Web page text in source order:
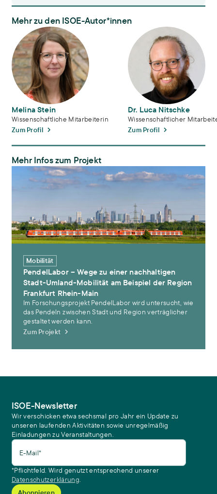
Mehr zu den ISOE-Autor*innen
Melina Stein
Melina Stein
Wissenschaftliche Mitarbeiterin
Zum Profil
Dr. Luca Nitschke
Dr. Luca Nitschke
Wissenschaftlicher
Zum Profil
Mehr Infos zum Projekt
PendelLabor – Wege zu einer nachhaltigen Stadt-Umland-
Mobilität
PendelLabor – Wege zu einer nachhaltigen
Stadt-Umland-Mobilität am Beispiel der Region
Frankfurt Rhein-Main
Im Forschungsprojekt PendelLabor wird untersucht, wie
das Pendeln zwischen Stadt und Region verträglicher
gestaltet werden kann.
Zum Projekt
ISOE-Newsletter
Wir verschicken etwa sechsmal pro Jahr ein Update zu
unseren laufenden Aktivitäten sowie unregelmäßig
Einladungen zu Veranstaltungen.
E-Mail*
*Pflichtfeld. Wird genutzt entsprechend unserer
Datenschutzerklärung.